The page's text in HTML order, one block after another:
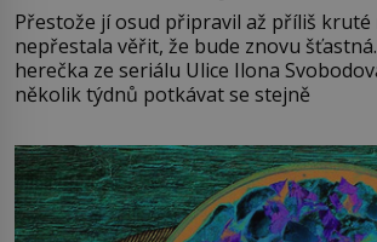
Přestože jí osud připravil až příliš
nepřestala věřit, že bude znovu šťastná. Sympatická
herečka ze seriálu Ulice Ilona
několik týdnů potkávat se stejně